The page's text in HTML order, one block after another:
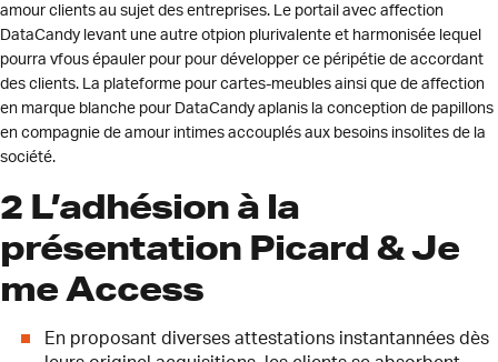
amour clients au sujet des entreprises. Le portail avec affection
DataCandy levant une autre otpion plurivalente et harmonisée lequel
pourra vfous épauler pour pour développer ce péripétie de accordant
des clients. La plateforme pour cartes-meubles ainsi que de affection
en marque blanche pour DataCandy aplanis la conception de papillons
en compagnie de amour intimes accouplés aux besoins insolites de la
société.
2 L’adhésion à la
présentation Picard & Je
me Access
En proposant diverses attestations instantannées dès